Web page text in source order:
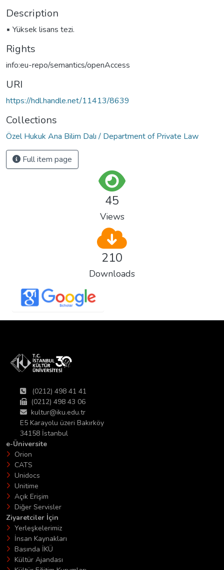
Description
▪ Yüksek lisans tezi.
Rights
info:eu-repo/semantics/openAccess
URI
https://hdl.handle.net/11413/8639
Collections
Özel Hukuk Ana Bilim Dalı / Department of Private Law
Full item page
45
Views
210
Downloads
(0212) 498 41 41
(0212) 498 43 06
kultur@iku.edu.tr
E5 Karayolu üzeri Bakırköy
34158 İstanbul
e-Üniversite
Orion
CATS
Unidocs
Unitime
Açık Erişim
Diğer Servisler
Ziyaretciler İçin
Yerleşkelerimiz
İnsan Kaynakları
Basında İKÜ
Kültür Ajandası